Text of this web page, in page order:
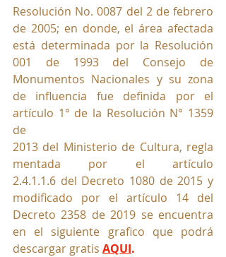
Resolución No. 0087 del 2 de febrero
de 2005; en donde, el área afectada
está determinada por la Resolución
001 de 1993 del Consejo de
Monumentos Nacionales y su zona
de influencia fue definida por el
artículo 1° de la Resolución N° 1359
de
2013 del Ministerio de Cultura, regla
mentada por el artículo
2.4.1.1.6 del Decreto 1080 de 2015 y
modificado por el artículo 14 del
Decreto 2358 de 2019 se encuentra
en el siguiente grafico que podrá
descargar gratis AQUI.